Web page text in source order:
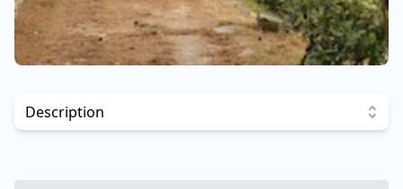
Description